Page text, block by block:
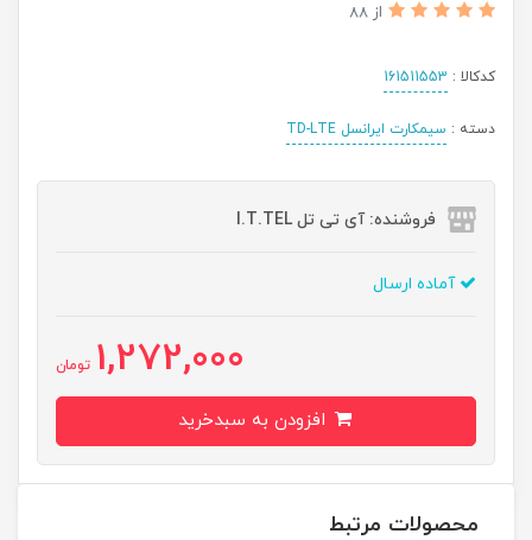
از 88
کدکالا : 161511553
دسته : سیمکارت ایرانسل TD-LTE
فروشنده: آی تی تل I.T.TEL
آماده ارسال
1,272,000 تومان
محصولات مرتبط